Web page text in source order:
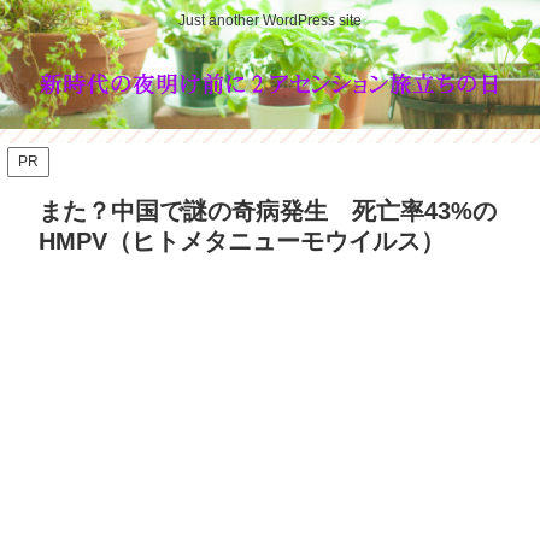
Just another WordPress site
PR
また？中国で謎の奇病発生 死亡率43%の
HMPV（ヒトメタニューモウイルス）